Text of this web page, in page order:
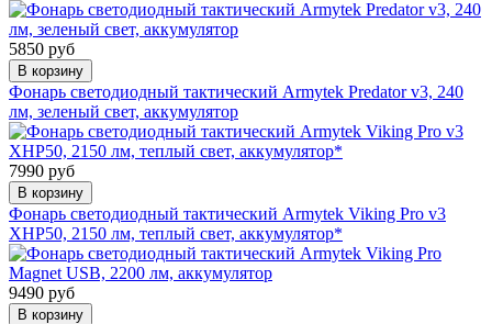
5850 руб
В корзину
Фонарь светодиодный тактический Armytek Predator v3, 240
лм, зеленый свет, аккумулятор
7990 руб
В корзину
Фонарь светодиодный тактический Armytek Viking Pro v3
XHP50, 2150 лм, теплый свет, аккумулятор*
9490 руб
В корзину